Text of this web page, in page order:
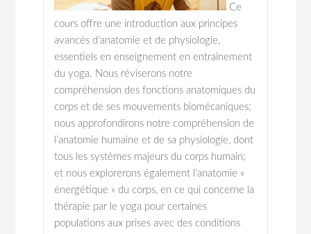
Ce
cours offre une introduction aux principes
avancés d’anatomie et de physiologie,
essentiels en enseignement en entraînement
du yoga. Nous réviserons notre
compréhension des fonctions anatomiques du
corps et de ses mouvements biomécaniques;
nous approfondirons notre compréhension de
l’anatomie humaine et de sa physiologie, dont
tous les systèmes majeurs du corps humain;
et nous explorerons également l’anatomie «
énergétique » du corps, en ce qui concerne la
thérapie par le yoga pour certaines
populations aux prises avec des conditions